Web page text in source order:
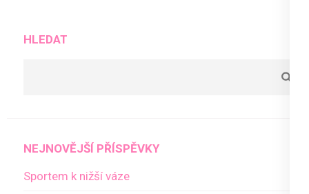
HLEDAT
NEJNOVĚJŠÍ PŘÍSPĚVKY
Sportem k nižší váze